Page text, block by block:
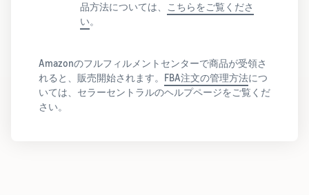
品方法については、
こちらをご覧くださ
い。
Amazonのフルフィルメントセンターで商品が受領さ
れると、販売開始されます。 FBA注文の管理方法につ
いては、セラーセントラルのヘルプページをご覧くだ
さい。